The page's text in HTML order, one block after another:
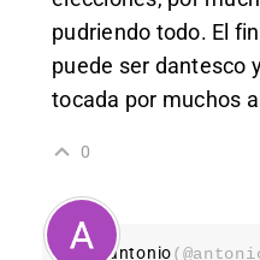
pudriendo todo. El
puede ser dantesco
tocada por muchos
0
antonio